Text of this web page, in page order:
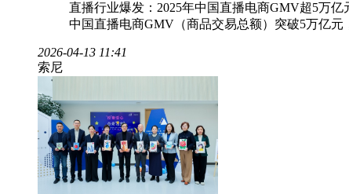
直播行业爆发：2025年中国直播电商GMV超5万
中国直播电商GMV（商品交易总额）突破5万亿
2026-04-13 11:41
索尼